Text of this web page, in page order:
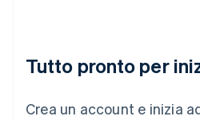
Tutto pronto per
Crea un account e inizia
Malta
English
EspañolEnglish